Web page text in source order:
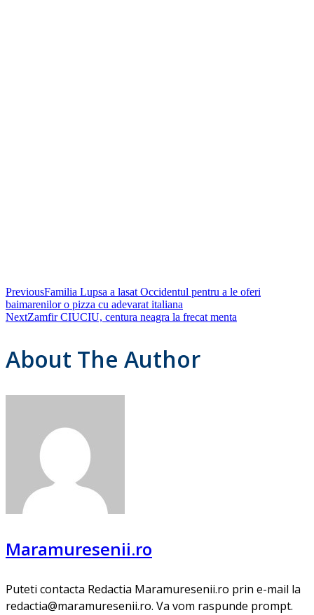
PreviousFamilia Lupsa a lasat Occidentul pentru a le oferi
baimarenilor o pizza cu adevarat italiana
NextZamfir CIUCIU, centura neagra la frecat menta
About The Author
Maramuresenii.ro
Puteti contacta Redactia Maramuresenii.ro prin e-mail la
redactia@maramuresenii.ro. Va vom raspunde prompt.